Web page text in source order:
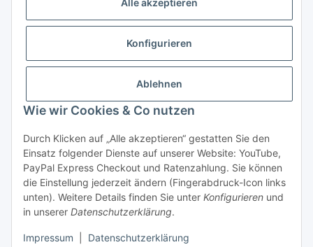
Alle akzeptieren
Konfigurieren
Ablehnen
Wie wir Cookies & Co nutzen
Durch Klicken auf „Alle akzeptieren“ gestatten Sie den
Einsatz folgender Dienste auf unserer Website: YouTube,
PayPal Express Checkout und Ratenzahlung. Sie können
die Einstellung jederzeit ändern (Fingerabdruck-Icon links
unten). Weitere Details finden Sie unter Konfigurieren und
in unserer Datenschutzerklärung.
Impressum Datenschutzerklärung
Vertrag widerrufen
* Alle Preise inkl. gesetzlicher USt., zzgl.